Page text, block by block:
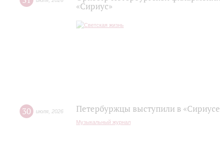
«Сириус»
30 июля 2026 Петербуржцы выступили в
Музыкальный журнал